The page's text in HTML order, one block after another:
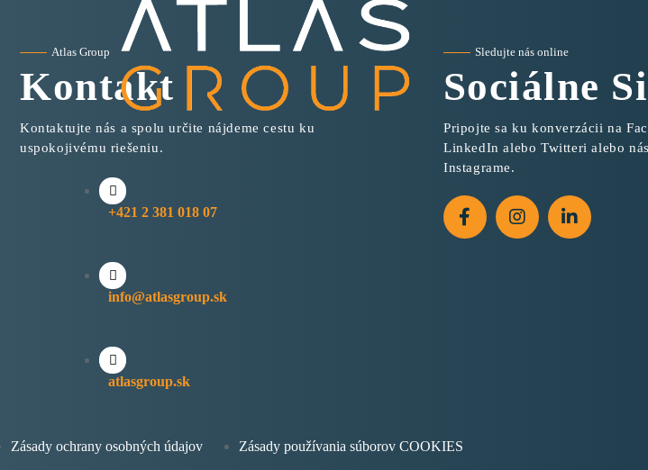
Atlas Group
Kontakt
Kontaktujte nás a spolu určite nájdeme cestu ku
uspokojivému riešeniu.
+421 2 381 018 07
info@atlasgroup.sk
atlasgroup.sk
Sledujte nás online
Sociálne
Pripojte sa ku konverzácii na
LinkedIn alebo Twitteri alebo
Instagrame.
Zásady ochrany osobných údajov Zásady používania súborov COOKIES